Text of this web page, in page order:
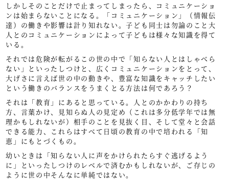
しかしそのことだけで止まってしまったら、コミュニケーショ
ンは始まらないことになる。「コミュニケーション」（情報伝
達）の働きや影響は計り知れない。子ども同士は勿論のこと大
人とのコミュニケーションによって子どもは様々な知識を得て
いる。
それでは危険が転がるこの世の中で「知らない人とはしゃべら
ない」といったしつけと、広くコミュニケーションをとって、
大げさに言えば世の中の動きや、豊富な知識をキャッチしたい
という働きのバランスをうまくとる方法は何であろう？
それは「教育」にあると思っている。人とのかかわりの持ち
方、言葉かけ、見知らぬ人の見定め（これは多分低学年では無
理かもしれないが）相手のことを見抜く目、そして堂々と会話
できる能力、これらはすべて日頃の教育の中で培われる「知
恵」にもとづくもの。
幼いときは「知らない人に声をかけられたらすぐ逃げるよう
に」といったしつけのレベルで済むかもしれないが、ご存じの
ように世の中そんなに単純ではない。